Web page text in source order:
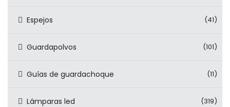
Espejos (41)
Guardapolvos (101)
Guías de guardachoque (11)
Lámparas led (319)